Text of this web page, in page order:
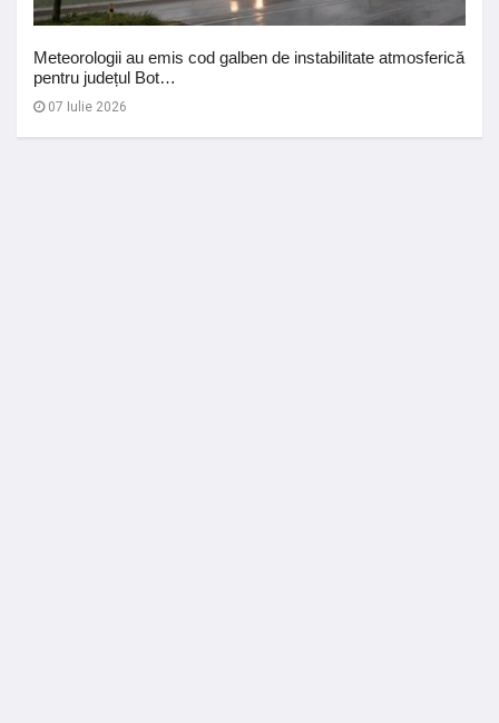
Meteorologii au emis cod galben de instabilitate atmosferică
pentru județul Bot…
07 Iulie 2026